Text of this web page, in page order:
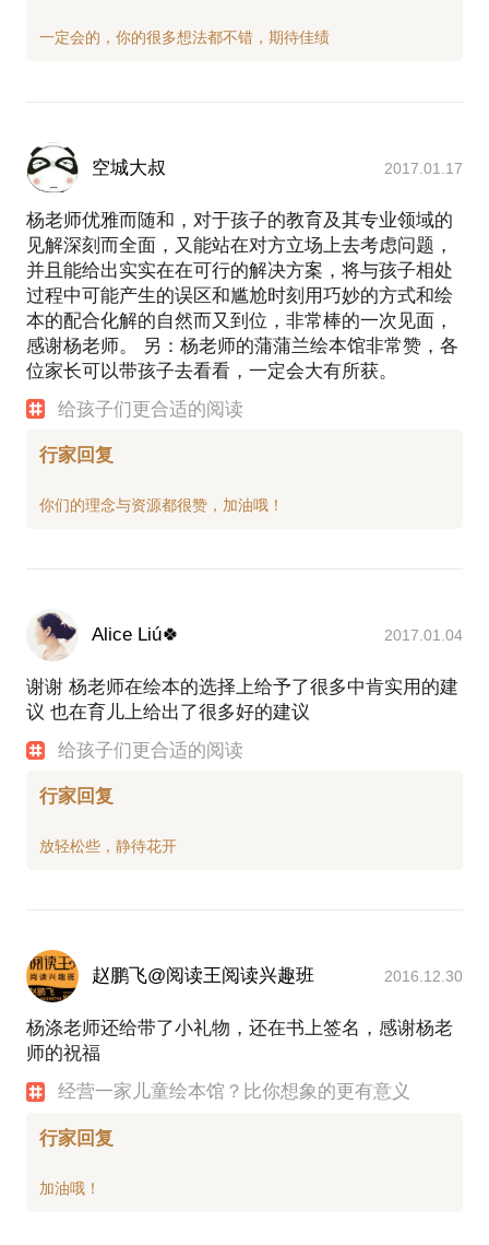
空城大叔 2017.01.17
杨老师优雅而随和，对于孩子的教育及其专业领域的
见解深刻而全面，又能站在对方立场上去考虑问题，
并且能给出实实在在可行的解决方案，将与孩子相处
过程中可能产生的误区和尴尬时刻用巧妙的方式和绘
本的配合化解的自然而又到位，非常棒的一次见面，
感谢杨老师。 另：杨老师的蒲蒲兰绘本馆非常赞，各
位家长可以带孩子去看看，一定会大有所获。
给孩子们更合适的阅读
行家回复
Alice Liú🍀 2017.01.04
谢谢 杨老师在绘本的选择上给予了很多中肯实用的建
议 也在育儿上给出了很多好的建议
给孩子们更合适的阅读
行家回复
赵鹏飞@阅读王阅读兴趣班 2016.12.30
杨涤老师还给带了小礼物，还在书上签名，感谢杨老
师的祝福
经营一家儿童绘本馆？比你想象的更有意义
行家回复